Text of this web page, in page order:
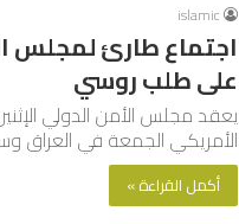
islamic
اجتماع طارئ لمجلس
على طلب روسي
يعقد مجلس الأمن الدولي
الأمريكي الجمعة في العراق
أكمل القراءة »